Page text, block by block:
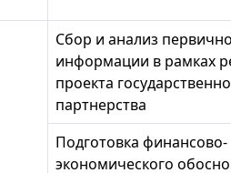
Сбор и анализ
информации в рамках
проекта
партнерства
Подготовка финансово-
экономического